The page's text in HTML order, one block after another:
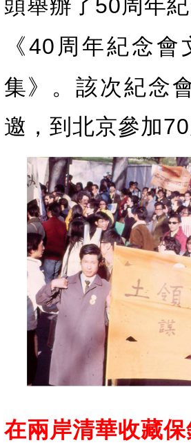
50
《40 周年紀念會
集》。該次紀念
邀，到北京參加70
在兩岸清華收藏